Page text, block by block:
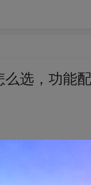
选，功能
，主打信息安全和
进一步满足了用户对